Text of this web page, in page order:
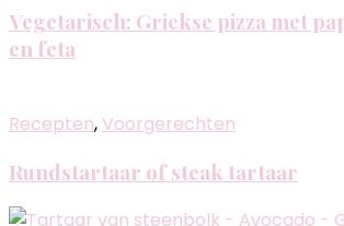
Vegetarisch: Griekse pizza met
en feta
Recepten,Voorgerechten
Rundstartaar of steak tartaar